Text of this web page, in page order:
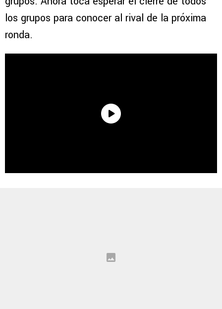
los grupos para conocer al rival de la próxima
ronda.